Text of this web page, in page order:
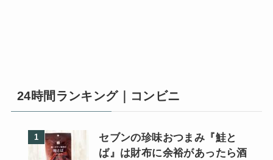
24時間ランキング｜コンビニ
セブンの珍味おつまみ『鮭と
ば』は財布に余裕があったら酒